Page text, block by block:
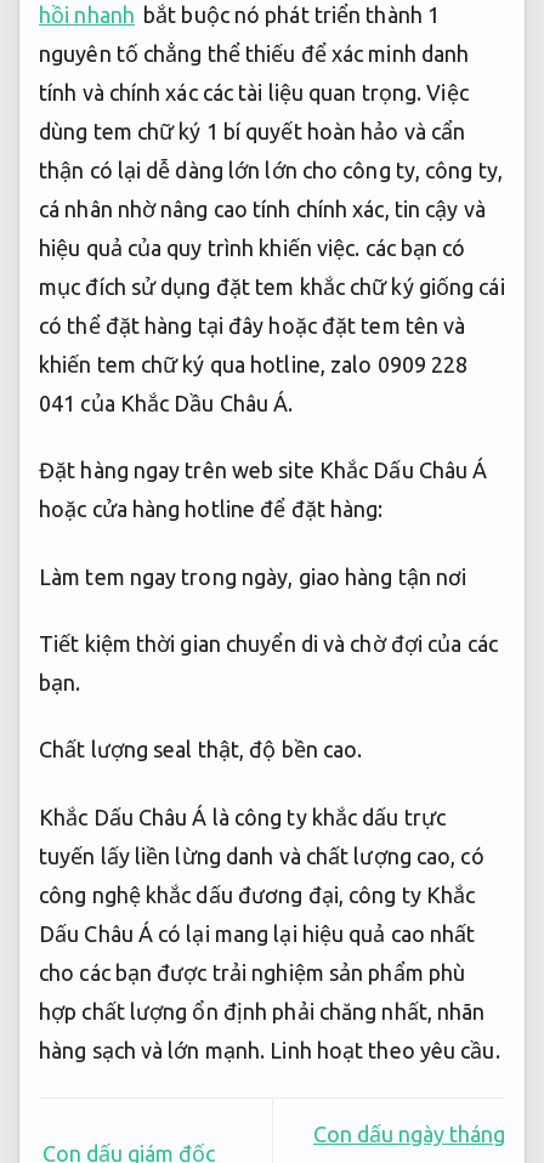
hồi nhanh bắt buộc nó phát triển thành 1
nguyên tố chẳng thể thiếu để xác minh danh
tính và chính xác các tài liệu quan trọng. Việc
dùng tem chữ ký 1 bí quyết hoàn hảo và cẩn
thận có lại dễ dàng lớn lớn cho công ty, công ty,
cá nhân nhờ nâng cao tính chính xác, tin cậy và
hiệu quả của quy trình khiến việc. các bạn có
mục đích sử dụng đặt tem khắc chữ ký giống cái
có thể đặt hàng tại đây hoặc đặt tem tên và
khiến tem chữ ký qua hotline, zalo 0909 228
041 của Khắc Dầu Châu Á.
Đặt hàng ngay trên web site Khắc Dấu Châu Á
hoặc cửa hàng hotline để đặt hàng:
Làm tem ngay trong ngày, giao hàng tận nơi
Tiết kiệm thời gian chuyển di và chờ đợi của các
bạn.
Chất lượng seal thật, độ bền cao.
Khắc Dấu Châu Á là công ty khắc dấu trực
tuyến lấy liền lừng danh và chất lượng cao, có
công nghệ khắc dấu đương đại, công ty Khắc
Dấu Châu Á có lại mang lại hiệu quả cao nhất
cho các bạn được trải nghiệm sản phẩm phù
hợp chất lượng ổn định phải chăng nhất, nhãn
hàng sạch và lớn mạnh. Linh hoạt theo yêu cầu.
Con dấu giám đốc
Con dấu ngày tháng